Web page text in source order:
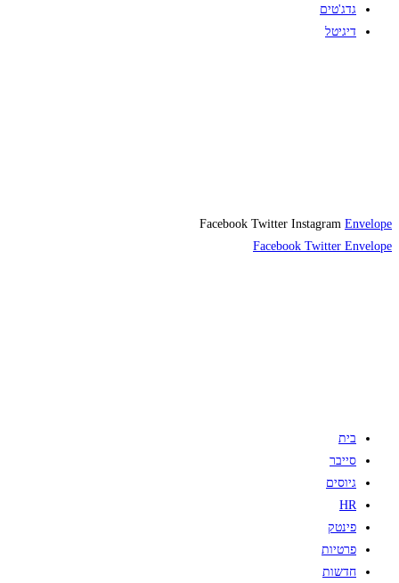
גדג'טים
דיגיטל
Facebook Twitter Instagram Envelope
Facebook Twitter Envelope
בית
סייבר
גיוסים
HR
פינטק
פרטיות
חדשות